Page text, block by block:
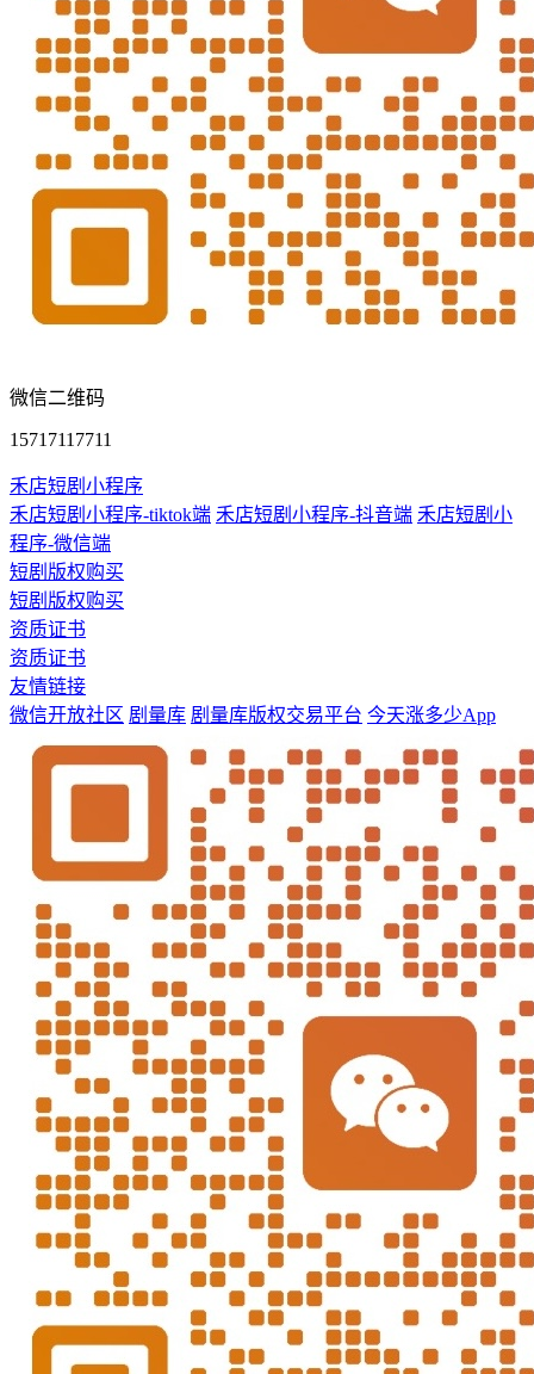
微信二维码
15717117711
禾店短剧小程序
禾店短剧小程序-tiktok端 禾店短剧小程序-抖音端 禾店短剧小
程序-微信端
短剧版权购买
短剧版权购买
资质证书
资质证书
友情链接
微信开放社区 剧量库 剧量库版权交易平台 今天涨多少App